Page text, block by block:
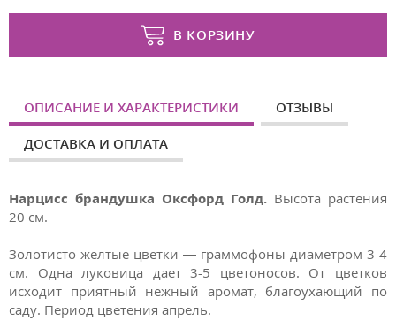
В КОРЗИНУ
ОПИСАНИЕ И ХАРАКТЕРИСТИКИ ОТЗЫВЫ
ДОСТАВКА И ОПЛАТА
Нарцисс брандушка Оксфорд Голд. Высота растения
20 см.
Золотисто-желтые цветки — граммофоны диаметром 3-4
см. Одна луковица дает 3-5 цветоносов. От цветков
исходит приятный нежный аромат, благоухающий по
саду. Период цветения апрель.